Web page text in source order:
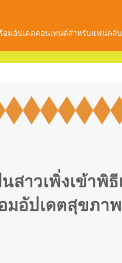
อมอัปเดตคอนเทนต์สำหรับแฟนคลับ